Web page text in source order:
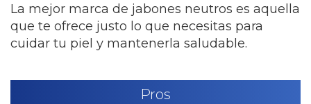
La mejor marca de jabones neutros es aquella
que te ofrece justo lo que necesitas para
cuidar tu piel y mantenerla saludable.
Pros